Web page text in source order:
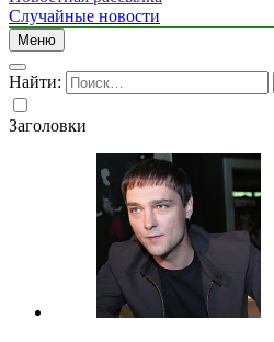
Случайные новости
Меню
Найти:
Заголовки